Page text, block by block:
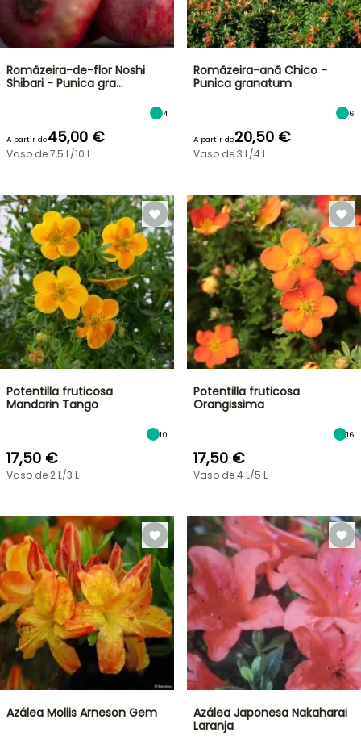
Romãzeira-de-flor Noshi
Shibari - Punica gra…
4
A partir de45,00 €
Vaso de 7,5 L/10 L
Romãzeira-anã Chico -
Punica granatum
6
A partir de20,50 €
Vaso de 3 L/4 L
Potentilla fruticosa
Mandarin Tango
10
17,50 €
Vaso de 2 L/3 L
Potentilla fruticosa
Orangissima
16
17,50 €
Vaso de 4 L/5 L
Azálea Mollis Arneson Gem
Azálea Japonesa Nakaharai
Laranja